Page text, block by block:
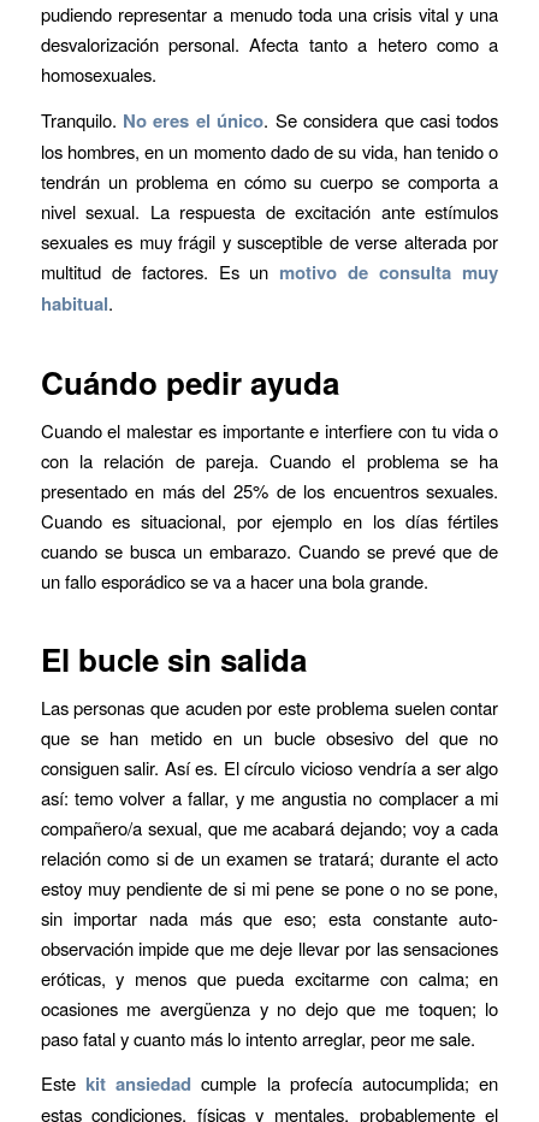
pudiendo representar a menudo toda una crisis vital y una
desvalorización personal. Afecta tanto a hetero como a
homosexuales.
Tranquilo. No eres el único. Se considera que casi todos
los hombres, en un momento dado de su vida, han tenido o
tendrán un problema en cómo su cuerpo se comporta a
nivel sexual. La respuesta de excitación ante estímulos
sexuales es muy frágil y susceptible de verse alterada por
multitud de factores. Es un motivo de consulta muy
habitual.
Cuándo pedir ayuda
Cuando el malestar es importante e interfiere con tu vida o
con la relación de pareja. Cuando el problema se ha
presentado en más del 25% de los encuentros sexuales.
Cuando es situacional, por ejemplo en los días fértiles
cuando se busca un embarazo. Cuando se prevé que de
un fallo esporádico se va a hacer una bola grande.
El bucle sin salida
Las personas que acuden por este problema suelen contar
que se han metido en un bucle obsesivo del que no
consiguen salir. Así es. El círculo vicioso vendría a ser algo
así: temo volver a fallar, y me angustia no complacer a mi
compañero/a sexual, que me acabará dejando; voy a cada
relación como si de un examen se tratará; durante el acto
estoy muy pendiente de si mi pene se pone o no se pone,
sin importar nada más que eso; esta constante auto-
observación impide que me deje llevar por las sensaciones
eróticas, y menos que pueda excitarme con calma; en
ocasiones me avergüenza y no dejo que me toquen; lo
paso fatal y cuanto más lo intento arreglar, peor me sale.
Este kit ansiedad cumple la profecía autocumplida; en
estas condiciones, físicas y mentales, probablemente el